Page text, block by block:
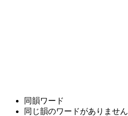
同韻ワード
同じ韻のワードがありません